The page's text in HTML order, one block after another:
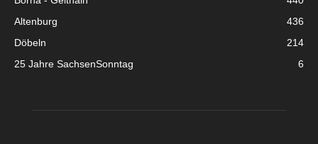
Altenburg
436
Döbeln
214
25 Jahre SachsenSonntag
6